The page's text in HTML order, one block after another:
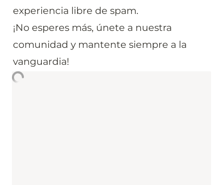
experiencia libre de spam.
¡No esperes más, únete a nuestra
comunidad y mantente siempre a la
vanguardia!